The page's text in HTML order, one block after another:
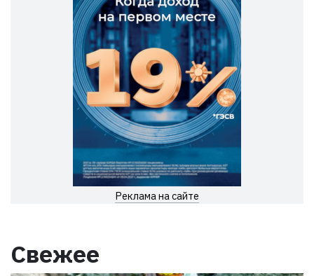
Реклама на сайте
Свежее